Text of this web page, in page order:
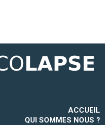
ACCUEIL
QUI SOMMES NOUS ?